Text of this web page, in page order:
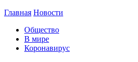
Главная Новости
Общество
В мире
Коронавирус